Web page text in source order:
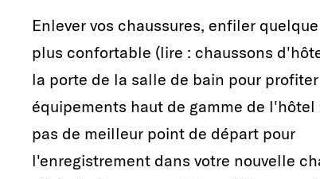
Enlever vos chaussures, enfiler
plus confortable (lire : chaussons
la porte de la salle de bain pour
équipements haut de gamme de l'hôtel
pas de meilleur point de départ pour
l'enregistrement dans votre nouvelle